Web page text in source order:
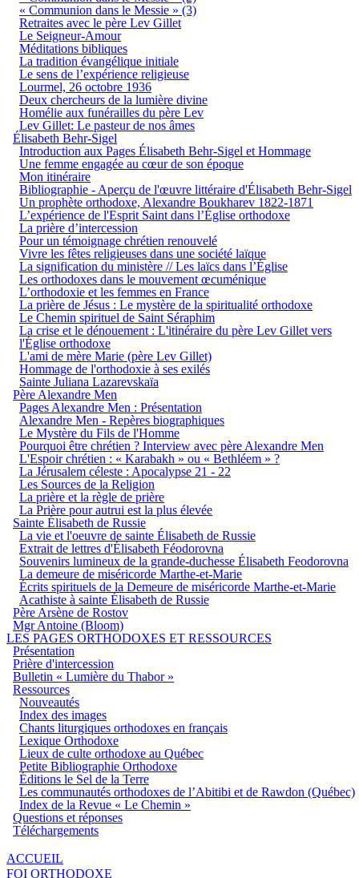
« Communion dans le Messie » (3)
Retraites avec le père Lev Gillet
Le Seigneur-Amour
Méditations bibliques
La tradition évangélique initiale
Le sens de l’expérience religieuse
Lourmel, 26 octobre 1936
Deux chercheurs de la lumière divine
Homélie aux funérailles du père Lev
Lev Gillet: Le pasteur de nos âmes
Élisabeth Behr-Sigel
Introduction aux Pages Élisabeth Behr-Sigel et Hommage
Une femme engagée au cœur de son époque
Mon itinéraire
Bibliographie - Aperçu de l'œuvre littéraire d'Élisabeth Behr-Sigel
Un prophète orthodoxe, Alexandre Boukharev 1822-1871
L’expérience de l'Esprit Saint dans l’Église orthodoxe
La prière d’intercession
Pour un témoignage chrétien renouvelé
Vivre les fêtes religieuses dans une société laïque
La signification du ministère // Les laïcs dans l’Église
Les orthodoxes dans le mouvement œcuménique
L’orthodoxie et les femmes en France
La prière de Jésus : Le mystère de la spiritualité orthodoxe
Le Chemin spirituel de Saint Séraphim
La crise et le dénouement : L'itinéraire du père Lev Gillet vers
l'Église orthodoxe
L'ami de mère Marie (père Lev Gillet)
Hommage de l'orthodoxie à ses exilés
Sainte Juliana Lazarevskaïa
Père Alexandre Men
Pages Alexandre Men : Présentation
Alexandre Men - Repères biographiques
Le Mystère du Fils de l'Homme
Pourquoi être chrétien ? Interview avec père Alexandre Men
L'Espoir chrétien : « Karabakh » ou « Bethléem » ?
La Jérusalem céleste : Apocalypse 21 - 22
Les Sources de la Religion
La prière et la règle de prière
La Prière pour autrui est la plus élevée
Sainte Élisabeth de Russie
La vie et l'oeuvre de sainte Élisabeth de Russie
Extrait de lettres d'Élisabeth Féodorovna
Souvenirs lumineux de la grande-duchesse Élisabeth Feodorovna
La demeure de miséricorde Marthe-et-Marie
Écrits spirituels de la Demeure de miséricorde Marthe-et-Marie
Acathiste à sainte Élisabeth de Russie
Père Arsène de Rostov
Mgr Antoine (Bloom)
LES PAGES ORTHODOXES ET RESSOURCES
Présentation
Prière d'intercession
Bulletin « Lumière du Thabor »
Ressources
Nouveautés
Index des images
Chants liturgiques orthodoxes en français
Lexique Orthodoxe
Lieux de culte orthodoxe au Québec
Petite Bibliographie Orthodoxe
Éditions le Sel de la Terre
Les communautés orthodoxes de l’Abitibi et de Rawdon (Québec)
Index de la Revue « Le Chemin »
Questions et réponses
Téléchargements
ACCUEIL
FOI ORTHODOXE